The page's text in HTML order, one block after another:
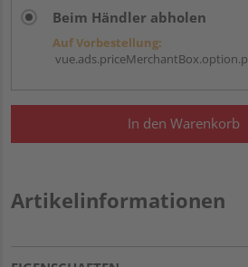
Beim Händler abholen
Auf Vorbestellung:
In den Warenkorb
Artikelinformationen